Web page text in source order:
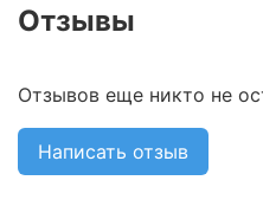
Отзывы
Отзывов еще никто не
Написать отзыв